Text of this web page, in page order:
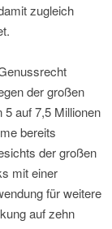
zugleich
der großen
auf 7,5 Millionen
bereits
der großen
mit einer
für weitere
auf zehn